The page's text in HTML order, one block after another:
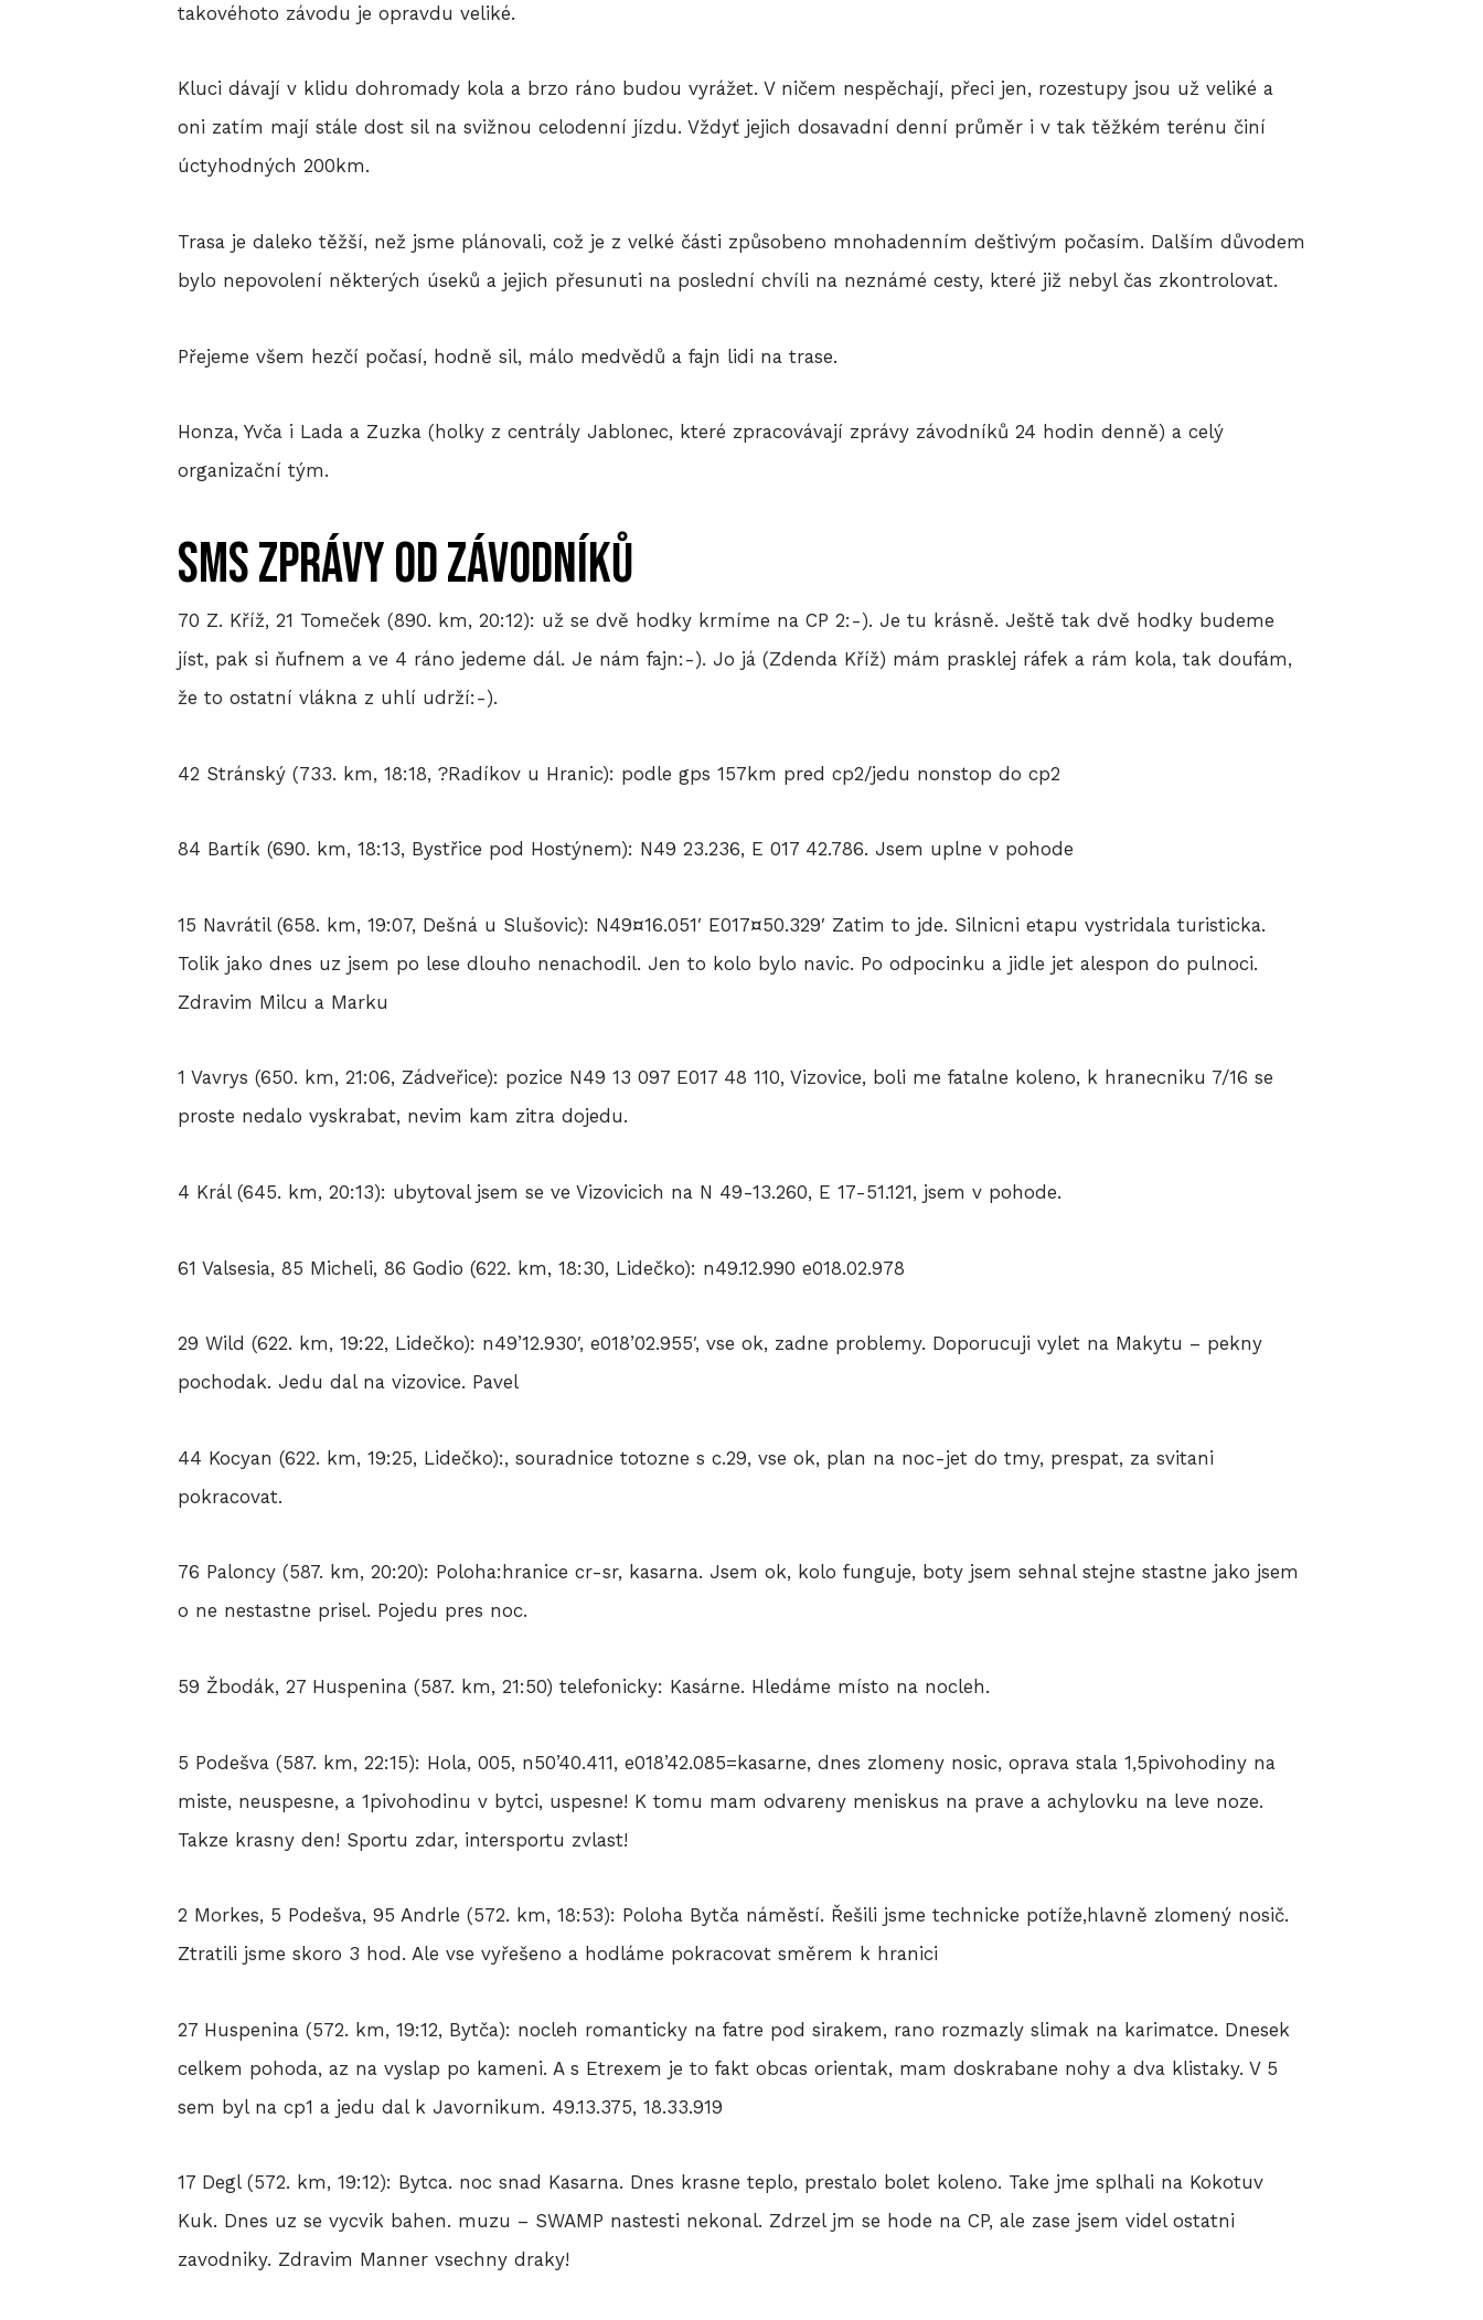
takovéhoto závodu je opravdu veliké.
Kluci dávají v klidu dohromady kola a brzo ráno budou vyrážet. V ničem nespěchají, přeci jen, rozestupy jsou už veliké a
oni zatím mají stále dost sil na svižnou celodenní jízdu. Vždyť jejich dosavadní denní průměr i v tak těžkém terénu činí
úctyhodných 200km.
Trasa je daleko těžší, než jsme plánovali, což je z velké části způsobeno mnohadenním deštivým počasím. Dalším důvodem
bylo nepovolení některých úseků a jejich přesunuti na poslední chvíli na neznámé cesty, které již nebyl čas zkontrolovat.
Přejeme všem hezčí počasí, hodně sil, málo medvědů a fajn lidi na trase.
Honza, Yvča i Lada a Zuzka (holky z centrály Jablonec, které zpracovávají zprávy závodníků 24 hodin denně) a celý
organizační tým.
SMS zprávy od závodníků
70 Z. Kříž, 21 Tomeček (890. km, 20:12): už se dvě hodky krmíme na CP 2:-). Je tu krásně. Ještě tak dvě hodky budeme
jíst, pak si ňufnem a ve 4 ráno jedeme dál. Je nám fajn:-). Jo já (Zdenda Kříž) mám prasklej ráfek a rám kola, tak doufám,
že to ostatní vlákna z uhlí udrží:-).
42 Stránský (733. km, 18:18, ?Radíkov u Hranic): podle gps 157km pred cp2/jedu nonstop do cp2
84 Bartík (690. km, 18:13, Bystřice pod Hostýnem): N49 23.236, E 017 42.786. Jsem uplne v pohode
15 Navrátil (658. km, 19:07, Dešná u Slušovic): N49¤16.051′ E017¤50.329′ Zatim to jde. Silnicni etapu vystridala turisticka.
Tolik jako dnes uz jsem po lese dlouho nenachodil. Jen to kolo bylo navic. Po odpocinku a jidle jet alespon do pulnoci.
Zdravim Milcu a Marku
1 Vavrys (650. km, 21:06, Zádveřice): pozice N49 13 097 E017 48 110, Vizovice, boli me fatalne koleno, k hranecniku 7/16 se
proste nedalo vyskrabat, nevim kam zitra dojedu.
4 Král (645. km, 20:13): ubytoval jsem se ve Vizovicich na N 49-13.260, E 17-51.121, jsem v pohode.
61 Valsesia, 85 Micheli, 86 Godio (622. km, 18:30, Lidečko): n49.12.990 e018.02.978
29 Wild (622. km, 19:22, Lidečko): n49’12.930′, e018’02.955′, vse ok, zadne problemy. Doporucuji vylet na Makytu – pekny
pochodak. Jedu dal na vizovice. Pavel
44 Kocyan (622. km, 19:25, Lidečko):, souradnice totozne s c.29, vse ok, plan na noc-jet do tmy, prespat, za svitani
pokracovat.
76 Paloncy (587. km, 20:20): Poloha:hranice cr-sr, kasarna. Jsem ok, kolo funguje, boty jsem sehnal stejne stastne jako jsem
o ne nestastne prisel. Pojedu pres noc.
59 Žbodák, 27 Huspenina (587. km, 21:50) telefonicky: Kasárne. Hledáme místo na nocleh.
5 Podešva (587. km, 22:15): Hola, 005, n50’40.411, e018’42.085=kasarne, dnes zlomeny nosic, oprava stala 1,5pivohodiny na
miste, neuspesne, a 1pivohodinu v bytci, uspesne! K tomu mam odvareny meniskus na prave a achylovku na leve noze.
Takze krasny den! Sportu zdar, intersportu zvlast!
2 Morkes, 5 Podešva, 95 Andrle (572. km, 18:53): Poloha Bytča náměstí. Řešili jsme technicke potíže,hlavně zlomený nosič.
Ztratili jsme skoro 3 hod. Ale vse vyřešeno a hodláme pokracovat směrem k hranici
27 Huspenina (572. km, 19:12, Bytča): nocleh romanticky na fatre pod sirakem, rano rozmazly slimak na karimatce. Dnesek
celkem pohoda, az na vyslap po kameni. A s Etrexem je to fakt obcas orientak, mam doskrabane nohy a dva klistaky. V 5
sem byl na cp1 a jedu dal k Javornikum. 49.13.375, 18.33.919
17 Degl (572. km, 19:12): Bytca. noc snad Kasarna. Dnes krasne teplo, prestalo bolet koleno. Take jme splhali na Kokotuv
Kuk. Dnes uz se vycvik bahen. muzu – SWAMP nastesti nekonal. Zdrzel jm se hode na CP, ale zase jsem videl ostatni
zavodniky. Zdravim Manner vsechny draky!